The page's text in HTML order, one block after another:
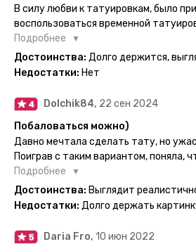
нанесла одну из них и сейчас жду
понятно объяснено, отдельным
картинка с обозначениями тех мечт,
держаться дольше всего. В общем
рекомендую, буду заказывать ещё))
В силу любви к татуировкам, было
воспользоваться временной
хочется набивать настоящую или нет,
смысла набивать нет, ведь можно
временные татуировки и в случае
больше ничего и не нужно.
Подробнее
Достоинства: Долго держится,
Недостатки: Нет
Dolchik84, 22 сен 2024
Побаловаться можно)
Давно мечтала сделать тату, но
Поиграв с таким вариантом, поняла,
постоянной тату. Поэтому благодарю,
возможность. Муж смог сделать тату
одной картинкой).
Подробнее
Достоинства: Выглядит
Недостатки: Долго держать
Daria Fro, 10 июн 2022